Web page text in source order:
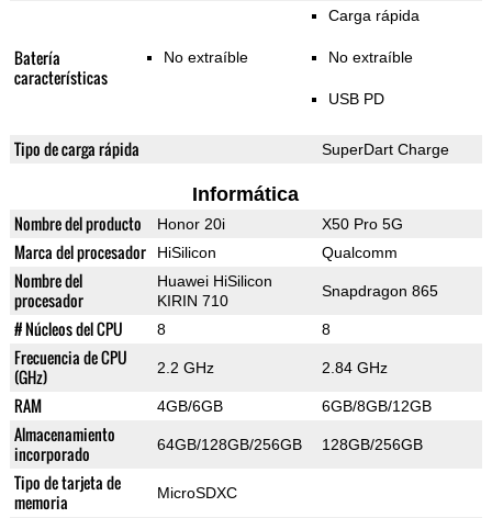
Batería
características
No extraíble
Carga rápida
No extraíble
USB PD
Tipo de carga rápida SuperDart Charge
Informática
Nombre del producto Honor 20i X50 Pro 5G
Marca del procesador HiSilicon Qualcomm
Nombre del
procesador
Huawei HiSilicon
KIRIN 710
Snapdragon 865
# Núcleos del CPU 8 8
Frecuencia de CPU
(GHz)
2.2 GHz 2.84 GHz
RAM 4GB/6GB 6GB/8GB/12GB
Almacenamiento
incorporado
64GB/128GB/256GB 128GB/256GB
Tipo de tarjeta de
memoria
MicroSDXC